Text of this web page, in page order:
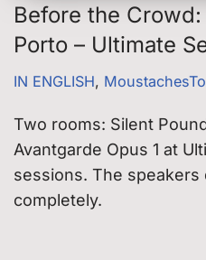
Before the
Porto – Ultimate
IN ENGLISH,
Two rooms: Silent
Avantgarde Opus 1 at
sessions. The speakers
completely.